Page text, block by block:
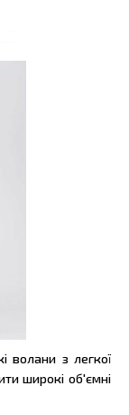
волани з легкої
широкі об'ємні